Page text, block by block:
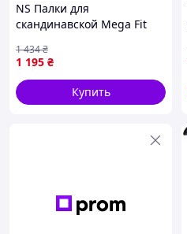
NS Палки для
скандинавской Mega Fit
Black/Gold 80-135 см (пара)
Nes22/Q
1 195 ₴
1 434₴
Купить